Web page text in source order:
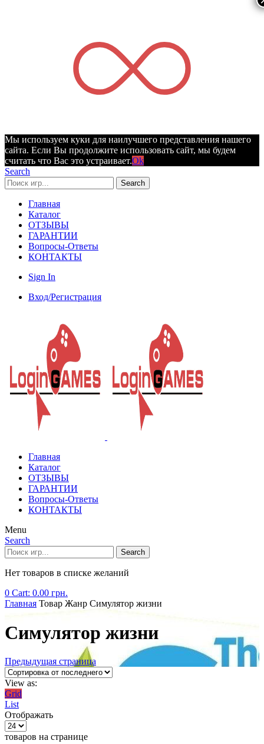
Мы используем куки для наилучшего представления нашего
сайта. Если Вы продолжите использовать сайт, мы будем
считать что Вас это устраивает.Ok
Search
Search
Главная
Каталог
ОТЗЫВЫ
ГАРАНТИИ
Вопросы-Ответы
КОНТАКТЫ
Sign In
Вход/Регистрация
Главная
Каталог
ОТЗЫВЫ
ГАРАНТИИ
Вопросы-Ответы
КОНТАКТЫ
Menu
Search
Search
Нет товаров в списке желаний
0 Cart: 0.00 грн.
Главная Товар Жанр Симулятор жизни
Симулятор жизни
Предыдущая страница
View as:
Grid
List
Отображать
товаров на странице